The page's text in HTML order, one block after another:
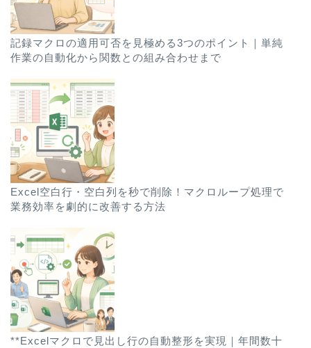
記録マクロの適用可否を見極める3つのポイント｜単純
作業の自動化から関数との組み合わせまで
Excel空白行・空白列を秒で削除！マクロループ処理で
業務効率を劇的に改善する方法
**Excelマクロで見出し行の自動整形を実現｜年間数十